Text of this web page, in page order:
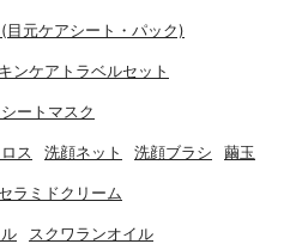
目元ケアシート・パック)
ンケアトラベルセット
ートマスク
ス 洗顔ネット 洗顔ブラシ 繭玉
セラミドクリーム
スクワランオイル